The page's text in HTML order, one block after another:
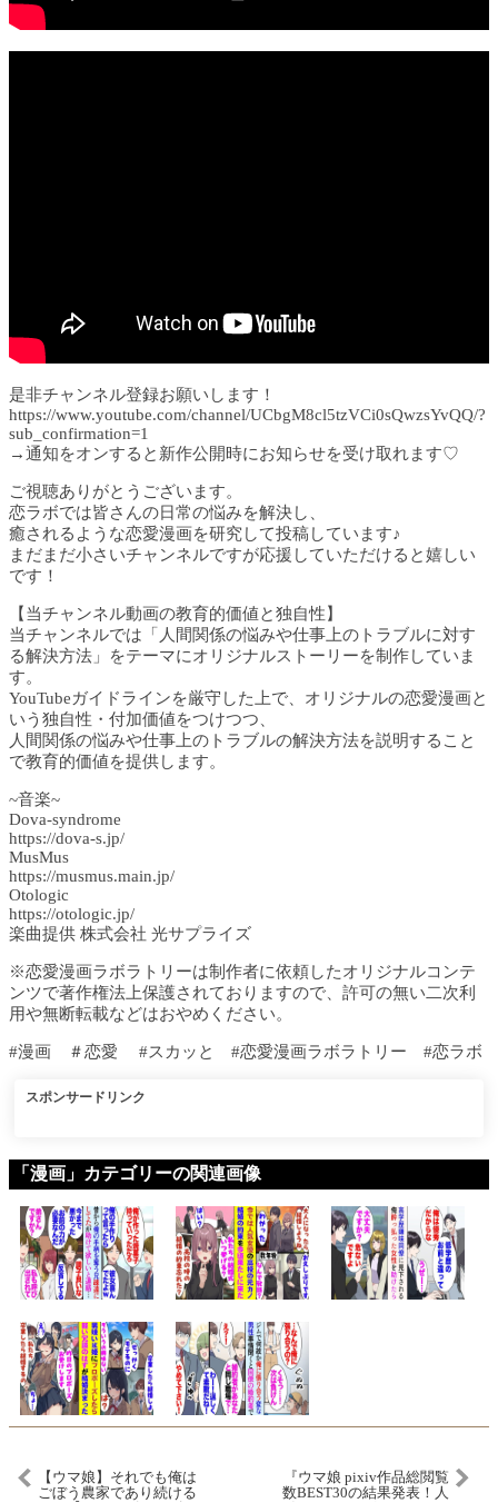
是非チャンネル登録お願いします！
https://www.youtube.com/channel/UCbgM8cl5tzVCi0sQwzsYvQQ/?
sub_confirmation=1
→通知をオンすると新作公開時にお知らせを受け取れます♡
ご視聴ありがとうございます。
恋ラボでは皆さんの日常の悩みを解決し、
癒されるような恋愛漫画を研究して投稿しています♪
まだまだ小さいチャンネルですが応援していただけると嬉しい
です！
【当チャンネル動画の教育的価値と独自性】
当チャンネルでは「人間関係の悩みや仕事上のトラブルに対す
る解決方法」をテーマにオリジナルストーリーを制作していま
す。
YouTubeガイドラインを厳守した上で、オリジナルの恋愛漫画と
いう独自性・付加価値をつけつつ、
人間関係の悩みや仕事上のトラブルの解決方法を説明すること
で教育的価値を提供します。
~音楽~
Dova-syndrome
https://dova-s.jp/
MusMus
https://musmus.main.jp/
Otologic
https://otologic.jp/
楽曲提供 株式会社 光サプライズ
※恋愛漫画ラボラトリーは制作者に依頼したオリジナルコンテ
ンツで著作権法上保護されておりますので、許可の無い二次利
用や無断転載などはおやめください。
#漫画 ＃恋愛 #スカッと #恋愛漫画ラボラトリー #恋ラボ
スポンサードリンク
「漫画」カテゴリーの関連画像
【ウマ娘】それでも俺は
ごぼう農家であり続ける
『ウマ娘 pixiv作品総閲覧
数BEST30の結果発表！人